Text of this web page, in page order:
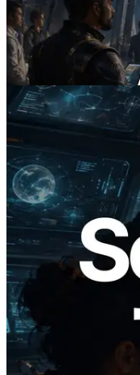
公開 — AI エ
にその場で支
この記事を読む
2026.05.24
Validators
ナライザーを
ク生成時間と